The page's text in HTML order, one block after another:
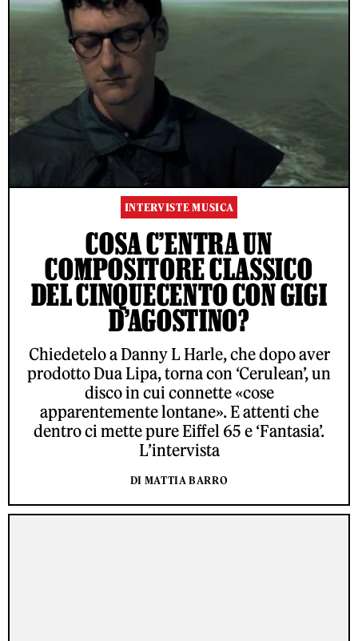
INTERVISTE MUSICA
COSA C’ENTRA UN
COMPOSITORE CLASSICO
DEL CINQUECENTO CON GIGI
D’AGOSTINO?
Chiedetelo a Danny L Harle, che dopo aver
prodotto Dua Lipa, torna con ‘Cerulean’, un
disco in cui connette «cose
apparentemente lontane». E attenti che
dentro ci mette pure Eiffel 65 e ‘Fantasia’.
L’intervista
DI MATTIA BARRO